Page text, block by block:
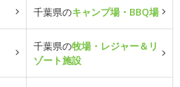
千葉県のキャンプ場・BBQ場
千葉県の牧場・レジャー＆リ
ゾート施設